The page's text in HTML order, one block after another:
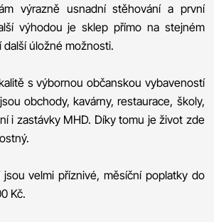
výrazně usnadní stěhování a první
výhodou je sklep přímo na stejném
další úložné možnosti.
s výbornou občanskou vybaveností
obchody, kavárny, restaurace, školy,
i zastávky MHD. Díky tomu je život zde
jsou velmi příznivé, měsíční poplatky do
Kč.